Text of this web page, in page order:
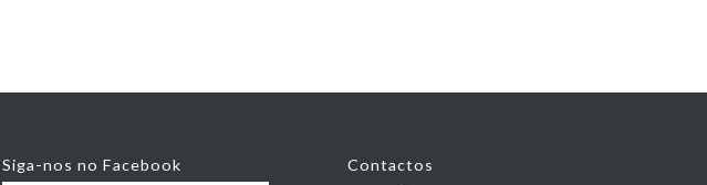
Siga-nos no Facebook Contactos